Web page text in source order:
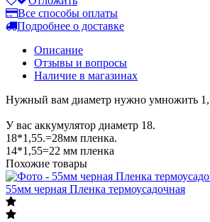
Все способы оплаты
Подробнее о доставке
Описание
Отзывы и вопросы
Наличие в магазинах
Нужный вам диаметр нужно умножить
У вас аккумулятор диаметр 18.
18*1,55.=28мм пленка.
14*1,55=22 мм пленка
Похожие товары
55мм черная Пленка термоусадочная